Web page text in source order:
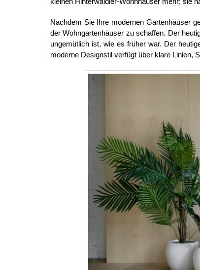
Nachdem Sie Ihre modernen Gartenhäuser
der Wohngartenhäuser zu schaffen. Der
ungemütlich ist, wie es früher war. Der
moderne Designstil verfügt über klare Linien,